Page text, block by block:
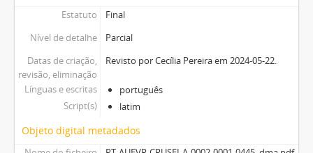
Estatuto
Final
Nível de detalhe
Parcial
Datas de criação,
revisão, eliminação
Revisto por Cecília Pereira em 2024-05-22.
Línguas e escritas
português
Script(s)
latim
Objeto digital metadados